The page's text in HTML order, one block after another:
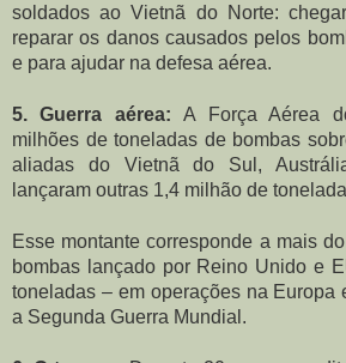
soldados ao Vietnã do Norte:
reparar os danos causados pelos
e para ajudar na defesa aérea.
5. Guerra aérea: A Força Aérea
milhões de toneladas de bombas
aliadas do Vietnã do Sul,
lançaram outras 1,4 milhão de
Esse montante corresponde a mais
bombas lançado por Reino Unido e
toneladas – em operações na Europa
a Segunda Guerra Mundial.